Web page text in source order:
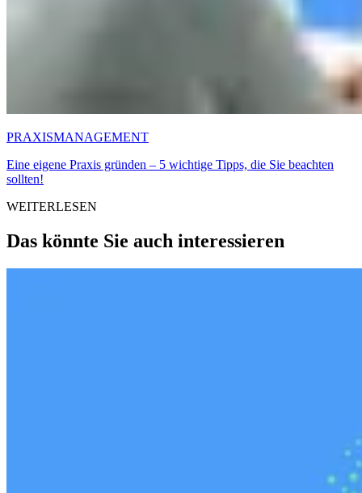
PRAXISMANAGEMENT
Eine eigene Praxis gründen – 5 wichtige Tipps, die Sie beachten
sollten!
WEITERLESEN
Das könnte Sie auch interessieren